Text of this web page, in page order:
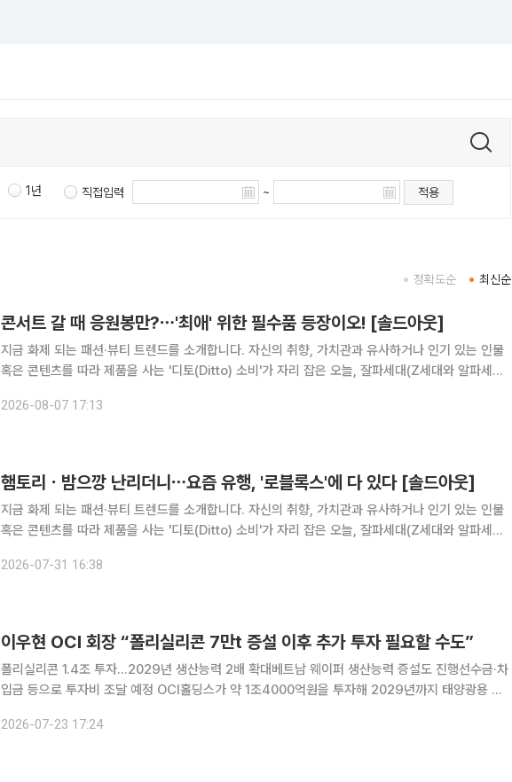
1년 직접입력 ~ 적용
최신순
정확도순
콘서트 갈 때 응원봉만?⋯'최애' 위한 필수품 등장이오! [솔드아웃]
지금 화제 되는 패션·뷰티 트렌드를 소개합니다. 자신의 취향, 가치관과 유사하거나 인기 있는 인물
혹은 콘텐츠를 따라 제품을 사는 '디토(Ditto) 소비'가 자리 잡은 오늘, 잘파세대(Z세대와 알파세대
나 눈에 띄는 게 있습니다. 공연이 시작되기도 전부터 무
2026-08-07 17:13
햄토리ㆍ밤으깡 난리더니⋯요즘 유행, '로블록스'에 다 있다 [솔드아웃]
지금 화제 되는 패션·뷰티 트렌드를 소개합니다. 자신의 취향, 가치관과 유사하거나 인기 있는 인물
혹은 콘텐츠를 따라 제품을 사는 '디토(Ditto) 소비'가 자리 잡은 오늘, 잘파세대(Z세대와 알파세대
주인공들입니다. 짧은 영상 하나로 수백만 조회
2026-07-31 16:38
이우현 OCI 회장 “폴리실리콘 7만t 증설 이후 추가 투자 필요할 수도”
폴리실리콘 1.4조 투자…2029년 생산능력 2배 확대베트남 웨이퍼 생산능력 증설도 진행선수금·차
입금 등으로 투자비 조달 예정 OCI홀딩스가 약 1조4000억원을 투자해 2029년까지 태양광용 폴
기존 생산 물량이 사실상 모두 판매된 데다 미국을 중심으로
2026-07-23 17:24